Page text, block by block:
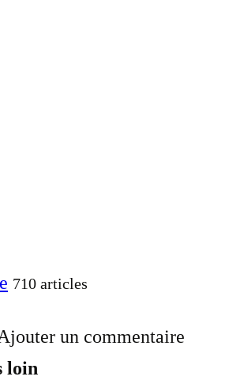
710 articles
un commentaire
loin